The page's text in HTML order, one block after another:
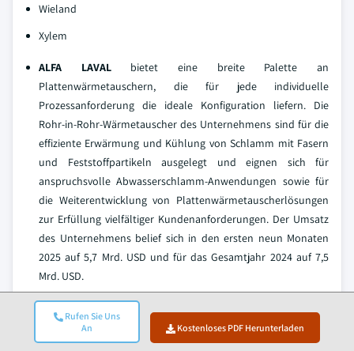
Rufen Sie Uns
An
Kostenloses PDF Herunterladen
Wieland
Xylem
ALFA LAVALbietet eine breite Palette an
Plattenwärmetauschern, die für jede individuelle
Prozessanforderung die ideale Konfiguration liefern. Die
Rohr-in-Rohr-Wärmetauscher des Unternehmens sind für die
effiziente Erwärmung und Kühlung von Schlamm mit Fasern
und Feststoffpartikeln ausgelegt und eignen sich für
anspruchsvolle Abwasserschlamm-Anwendungen sowie für
die Weiterentwicklung von Plattenwärmetauscherlösungen
zur Erfüllung vielfältiger Kundenanforderungen. Der Umsatz
des Unternehmens belief sich in den ersten neun Monaten
2025 auf 5,7 Mrd. USD und für das Gesamtjahr 2024 auf 7,5
Mrd. USD.
Xylemerzielte im Gesamtjahr 2025 einen Umsatz von 9 Mrd.
USD und im Jahr 2024 von 8,6 Mrd. USD. Das Unternehmen
bietet Plattenwärmetauscher von Bell & Gossett, die für hohe